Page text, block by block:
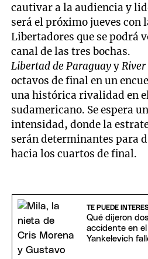
cautivar a la audiencia y
será el próximo jueves con
Libertadores que se podrá
canal de las tres bochas.
Libertad de Paraguayy
octavos de final en un
una histórica rivalidad en
sudamericano. Se espera
intensidad, donde la
serán determinantes para
hacia los cuartos de final.
TE PUEDE
Qué dijeron
accidente en
Yankelevich